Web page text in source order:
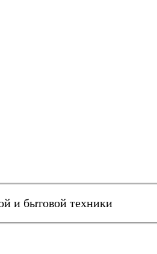
и бытовой техники